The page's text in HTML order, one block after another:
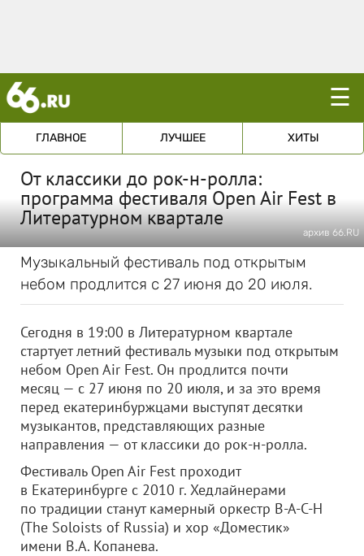
☰
ГЛАВНОЕ ЛУЧШЕЕ ХИТЫ
От классики до рок-н-ролла:
программа фестиваля Open Air Fest в
Литературном квартале
архив 66.RU
Музыкальный фестиваль под открытым
небом продлится с 27 июня до 20 июля.
Сегодня в 19:00 в Литературном квартале
стартует летний фестиваль музыки под открытым
небом Open Air Fest. Он продлится почти
месяц — с 27 июня по 20 июля, и за это время
перед екатеринбуржцами выступят десятки
музыкантов, представляющих разные
направления — от классики до рок-н-ролла.
Фестиваль Open Air Fest проходит
в Екатеринбурге с 2010 г. Хедлайнерами
по традиции станут камерный оркестр В-А-С-Н
(The Soloists of Russia) и хор «Доместик»
имени В.А. Копанева.